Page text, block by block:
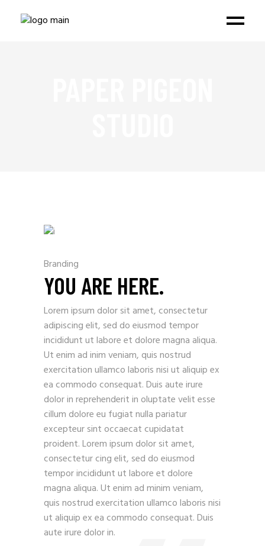
Branding
YOU ARE HERE.
Lorem ipsum dolor sit amet, consectetur
adipiscing elit, sed do eiusmod tempor
incididunt ut labore et dolore magna aliqua.
Ut enim ad inim veniam, quis nostrud
exercitation ullamco laboris nisi ut aliquip ex
ea commodo consequat. Duis aute irure
dolor in reprehenderit in oluptate velit esse
cillum dolore eu fugiat nulla pariatur
excepteur sint occaecat cupidatat
proident. Lorem ipsum dolor sit amet,
consectetur cing elit, sed do eiusmod
tempor incididunt ut labore et dolore
magna aliqua. Ut enim ad minim veniam,
quis nostrud exercitation ullamco laboris nisi
ut aliquip ex ea commodo consequat. Duis
aute irure dolor in.